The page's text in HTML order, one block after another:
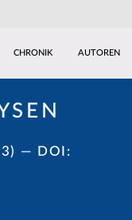
CHRONIK AUTOREN
— DOI: